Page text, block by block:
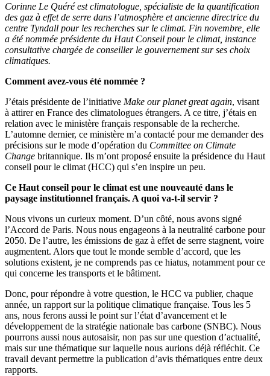
Corinne Le Quéré est climatologue, spécialiste de la quantification
des gaz à effet de serre dans l’atmosphère et ancienne directrice du
centre Tyndall pour les recherches sur le climat. Fin novembre, elle
a été nommée présidente du Haut Conseil pour le climat, instance
consultative chargée de conseiller le gouvernement sur ses choix
climatiques.
Comment avez-vous été nommée ?
J’étais présidente de l’initiative Make our planet great again, visant
à attirer en France des climatologues étrangers. A ce titre, j’étais en
relation avec le ministère français responsable de la recherche.
L’automne dernier, ce ministère m’a contacté pour me demander des
précisions sur le mode d’opération du Committee on Climate
Change britannique. Ils m’ont proposé ensuite la présidence du Haut
conseil pour le climat (HCC) qui s’en inspire un peu.
Ce Haut conseil pour le climat est une nouveauté dans le
paysage institutionnel français. A quoi va-t-il servir ?
Nous vivons un curieux moment. D’un côté, nous avons signé
l’Accord de Paris. Nous nous engageons à la neutralité carbone pour
2050. De l’autre, les émissions de gaz à effet de serre stagnent, voire
augmentent. Alors que tout le monde semble d’accord, que les
solutions existent, je ne comprends pas ce hiatus, notamment pour ce
qui concerne les transports et le bâtiment.
Donc, pour répondre à votre question, le HCC va publier, chaque
année, un rapport sur la politique climatique française. Tous les 5
ans, nous ferons aussi le point sur l’état d’avancement et le
développement de la stratégie nationale bas carbone (SNBC). Nous
pourrons aussi nous autosaisir, non pas sur une question d’actualité,
mais sur une thématique sur laquelle nous aurions déjà réfléchit. Ce
travail devant permettre la publication d’avis thématiques entre deux
rapports.